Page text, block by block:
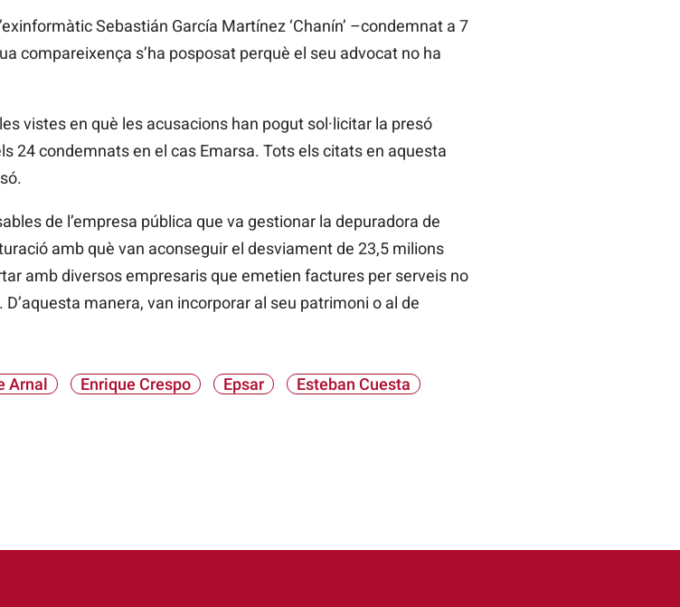
Sebastián García Martínez ‘Chanín’ –condemnat a 7
compareixença s’ha posposat perquè el seu advocat no ha
vistes en què les acusacions han pogut sol·licitar la presó
24 condemnats en el cas Emarsa. Tots els citats en aquesta
de l’empresa pública que va gestionar la depuradora de
amb què van aconseguir el desviament de 23,5 milions
amb diversos empresaris que emetien factures per serveis no
manera, van incorporar al seu patrimoni o al de
Arnal Enrique Crespo Epsar
Esteban Cuesta